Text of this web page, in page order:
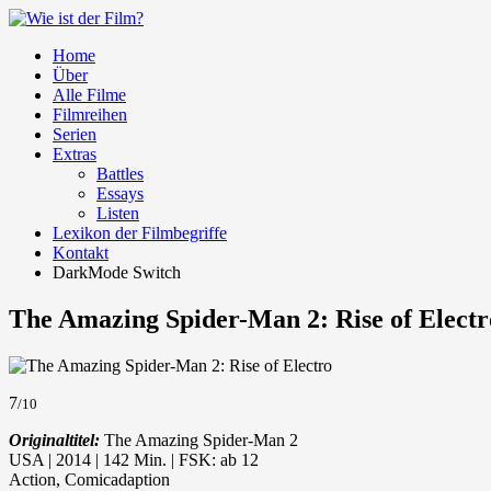
Home
Über
Alle Filme
Filmreihen
Serien
Extras
Battles
Essays
Listen
Lexikon der Filmbegriffe
Kontakt
DarkMode Switch
The Amazing Spider-Man 2: Rise of
7/10
Originaltitel: The Amazing Spider-Man 2
USA | 2014 | 142 Min. | FSK: ab 12
Action, Comicadaption